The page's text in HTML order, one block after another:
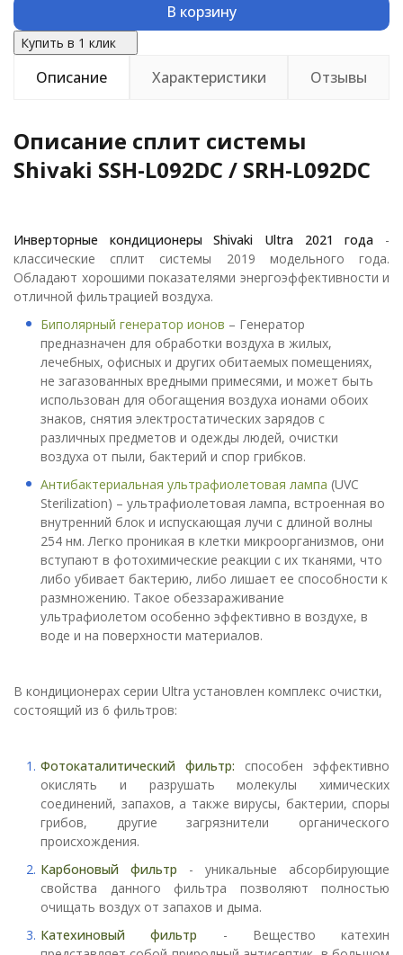
В корзину
Купить в 1 клик
Описание Характеристики Отзывы
Описание сплит системы
Shivaki SSH-L092DC / SRH-L092DC
Инверторные кондиционеры Shivaki Ultra 2021 года -
классические сплит системы 2019 модельного года.
Обладают хорошими показателями энергоэффективности и
отличной фильтрацией воздуха.
Биполярный генератор ионов – Генератор
предназначен для обработки воздуха в жилых,
лечебных, офисных и других обитаемых помещениях,
не загазованных вредными примесями, и может быть
использован для обогащения воздуха ионами обоих
знаков, снятия электростатических зарядов с
различных предметов и одежды людей, очистки
воздуха от пыли, бактерий и спор грибков.
Антибактериальная ультрафиолетовая лампа (UVC
Sterilization) – ультрафиолетовая лампа, встроенная во
внутренний блок и испускающая лучи с длиной волны
254 нм. Легко проникая в клетки микроорганизмов, они
вступают в фотохимические реакции с их тканями, что
либо убивает бактерию, либо лишает ее способности к
размножению. Такое обеззараживание
ультрафиолетом особенно эффективно в воздухе, в
воде и на поверхности материалов.
В кондиционерах серии Ultra установлен комплекс очистки,
состоящий из 6 фильтров:
Фотокаталитический фильтр: способен эффективно
окислять и разрушать молекулы химических
соединений, запахов, а также вирусы, бактерии, споры
грибов, другие загрязнители органического
происхождения.
Карбоновый фильтр - уникальные абсорбирующие
свойства данного фильтра позволяют полностью
очищать воздух от запахов и дыма.
Катехиновый фильтр - Вещество катехин